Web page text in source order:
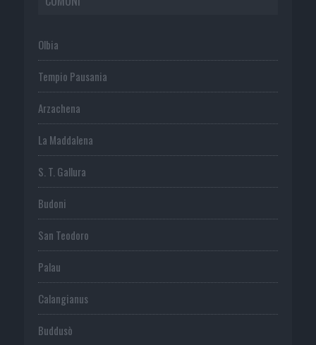
Olbia
Tempio Pausania
Arzachena
La Maddalena
S. T. Gallura
Budoni
San Teodoro
Palau
Calangianus
Buddusò